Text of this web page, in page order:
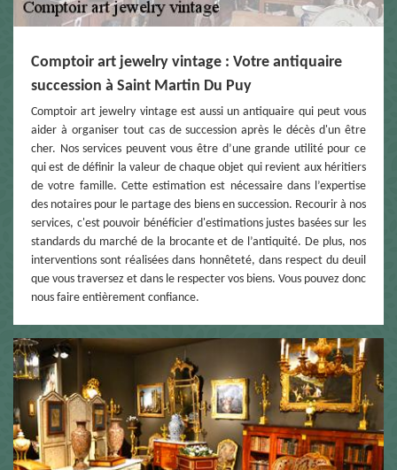
Comptoir art jewelry vintage : Votre antiquaire
succession à Saint Martin Du Puy
Comptoir art jewelry vintage est aussi un antiquaire qui peut vous
aider à organiser tout cas de succession après le décès d'un être
cher. Nos services peuvent vous être d’une grande utilité pour ce
qui est de définir la valeur de chaque objet qui revient aux héritiers
de votre famille. Cette estimation est nécessaire dans l’expertise
des notaires pour le partage des biens en succession. Recourir à nos
services, c'est pouvoir bénéficier d'estimations justes basées sur les
standards du marché de la brocante et de l’antiquité. De plus, nos
interventions sont réalisées dans honnêteté, dans respect du deuil
que vous traversez et dans le respecter vos biens. Vous pouvez donc
nous faire entièrement confiance.